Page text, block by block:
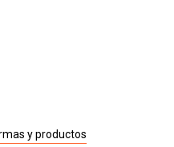
y productos